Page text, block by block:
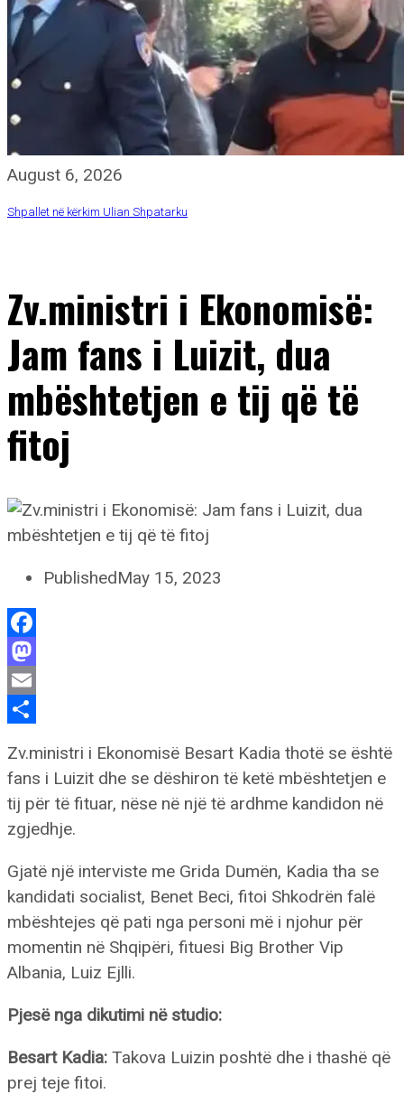
August 6, 2026
Shpallet në kërkim Ulian Shpatarku
Zv.ministri i Ekonomisë:
Jam fans i Luizit, dua
mbështetjen e tij që të
fitoj
PublishedMay 15, 2023
Facebook
Mastodon
Email
Zv.ministri i Ekonomisë Besart Kadia thotë se është
fans i Luizit dhe se dëshiron të ketë mbështetjen e
tij për të fituar, nëse në një të ardhme kandidon në
zgjedhje.
Gjatë një interviste me Grida Dumën, Kadia tha se
kandidati socialist, Benet Beci, fitoi Shkodrën falë
mbështejes që pati nga personi më i njohur për
momentin në Shqipëri, fituesi Big Brother Vip
Albania, Luiz Ejlli.
Pjesë nga dikutimi në studio:
Besart Kadia: Takova Luizin poshtë dhe i thashë që
prej teje fitoi.